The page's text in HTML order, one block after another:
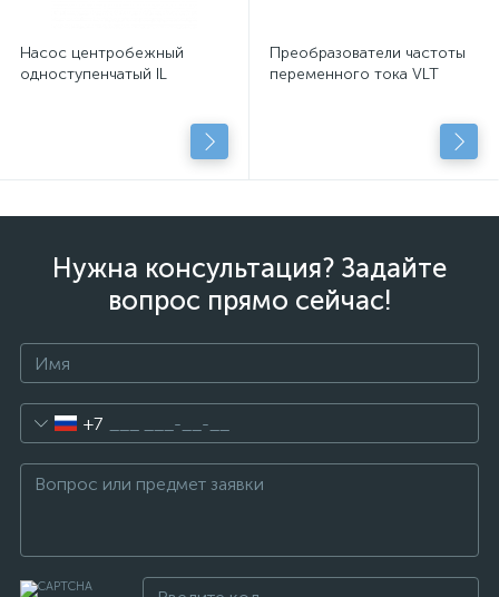
Насос центробежный
одноступенчатый IL
Преобразователи частоты
переменного тока VLT
Нужна консультация? Задайте
вопрос прямо сейчас!
+7